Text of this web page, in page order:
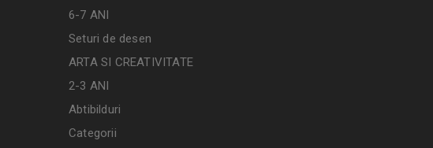
6-7 ANI
Seturi de desen
ARTA SI CREATIVITATE
2-3 ANI
Abtibilduri
Categorii